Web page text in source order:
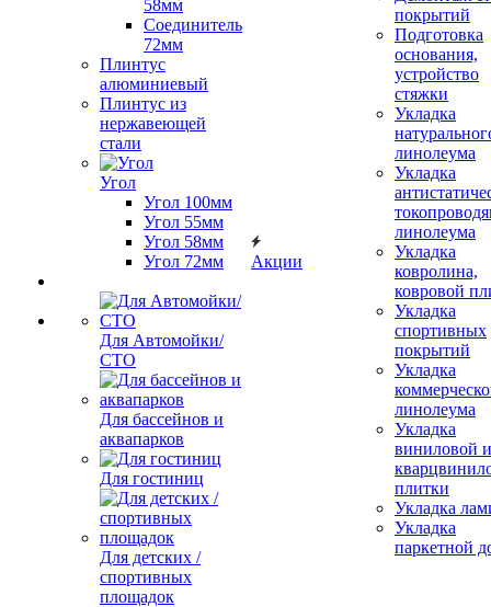
58мм
Соединитель
72мм
Плинтус
алюминиевый
Плинтус из
нержавеющей
стали
Угол
Угол 100мм
Угол 55мм
Угол 58мм
Угол 72мм
Для Автомойки/
СТО
Для бассейнов и
аквапарков
Для гостиниц
Для детских /
спортивных
площадок
Акции
покрытий
Подготовка
основания,
устройство
стяжки
Укладка
линолеума
Укладка
линолеума
Укладка
ковролина,
ковровой
Укладка
спортивных
покрытий
Укладка
линолеума
Укладка
виниловой и
плитки
Укладка
Укладка
паркетной